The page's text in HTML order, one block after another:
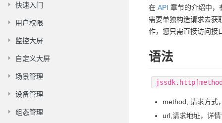
快速入门
用户权限
监控大屏
自定义大屏
场景管理
设备管理
组态管理
在 API 章节的介绍中，
需要单独构造请求去获
作，您只需直接访问接
语法
method, 请求方式
url,请求地址，详